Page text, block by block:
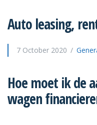
Auto leasing,
7 October 2020
Hoe moet ik de
wagen